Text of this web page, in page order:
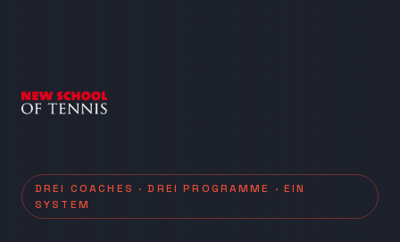
DREI COACHES · DREI PROGRAMME · EIN
SYSTEM